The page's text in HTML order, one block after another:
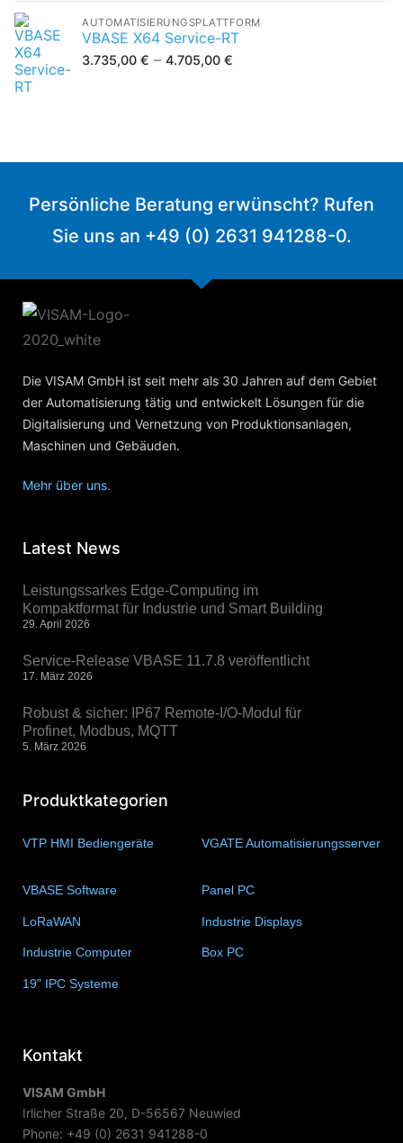
AUTOMATISIERUNGSPLATTFORM
VBASE X64 Service-RT
3.735,00 € – 4.705,00 €
Persönliche Beratung erwünscht? Rufen
Sie uns an +49 (0) 2631 941288-0.
Die VISAM GmbH ist seit mehr als 30 Jahren auf dem Gebiet
der Automatisierung tätig und entwickelt Lösungen für die
Digitalisierung und Vernetzung von Produktionsanlagen,
Maschinen und Gebäuden.
Mehr über uns.
Latest News
Leistungssarkes Edge-Computing im
Kompaktformat für Industrie und Smart Building
29. April 2026
Service-Release VBASE 11.7.8 veröffentlicht
17. März 2026
Robust & sicher: IP67 Remote-I/O-Modul für
Profinet, Modbus, MQTT
5. März 2026
Produktkategorien
VTP HMI Bediengeräte
VGATE Automatisierungsserver
VBASE Software Panel PC
LoRaWAN Industrie Displays
Industrie Computer Box PC
19" IPC Systeme
Kontakt
VISAM GmbH
Irlicher Straße 20, D-56567 Neuwied
Phone: +49 (0) 2631 941288-0